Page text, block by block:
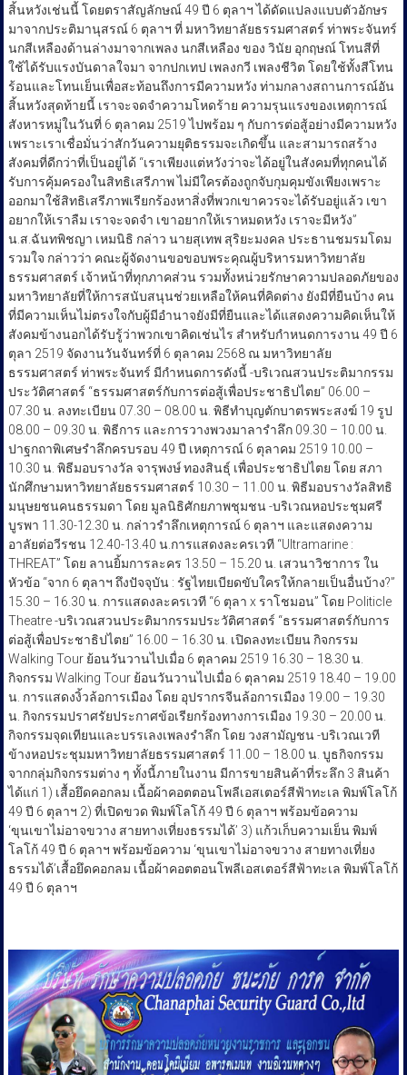
สิ้นหวังเช่นนี้ โดยตราสัญลักษณ์ 49 ปี 6 ตุลาฯ ได้ดัดแปลงแบบตัวอักษร
มาจากประติมานุสรณ์ 6 ตุลาฯ ที่ มหาวิทยาลัยธรรมศาสตร์ ท่าพระจันทร์
นกสีเหลืองด้านล่างมาจากเพลง นกสีเหลือง ของ วินัย อุกฤษณ์ โทนสีที่
ใช้ได้รับแรงบันดาลใจมา จากปกเทป เพลงกวี เพลงชีวิต โดยใช้ทั้งสีโทน
ร้อนและโทนเย็นเพื่อสะท้อนถึงการมีความหวัง ท่ามกลางสถานการณ์อัน
สิ้นหวังสุดท้ายนี้ เราจะจดจำความโหดร้าย ความรุนแรงของเหตุการณ์
สังหารหมู่ในวันที่ 6 ตุลาคม 2519 ไปพร้อม ๆ กับการต่อสู้อย่างมีความหวัง
เพราะเราเชื่อมั่นว่าสักวันความยุติธรรมจะเกิดขึ้น และสามารถสร้าง
สังคมที่ดีกว่าที่เป็นอยู่ได้ “เราเพียงแต่หวังว่าจะได้อยู่ในสังคมที่ทุกคนได้
รับการคุ้มครองในสิทธิเสรีภาพ ไม่มีใครต้องถูกจับกุมคุมขังเพียงเพราะ
ออกมาใช้สิทธิเสรีภาพเรียกร้องหาสิ่งที่พวกเขาควรจะได้รับอยู่แล้ว เขา
อยากให้เราลืม เราจะจดจำ เขาอยากให้เราหมดหวัง เราจะมีหวัง”
น.ส.ฉันทพิชญา เหมนิธิ กล่าว นายสุเทพ สุริยะมงคล ประธานชมรมโดม
รวมใจ กล่าวว่า คณะผู้จัดงานขอขอบพระคุณผู้บริหารมหาวิทยาลัย
ธรรมศาสตร์ เจ้าหน้าที่ทุกภาคส่วน รวมทั้งหน่วยรักษาความปลอดภัยของ
มหาวิทยาลัยที่ให้การสนับสนุนช่วยเหลือให้คนที่คิดต่าง ยังมีที่ยืนบ้าง คน
ที่มีความเห็นไม่ตรงใจกับผู้มีอำนาจยังมีที่ยืนและได้แสดงความคิดเห็นให้
สังคมข้างนอกได้รับรู้ว่าพวกเขาคิดเช่นไร สำหรับกำหนดการงาน 49 ปี 6
ตุลา 2519 จัดงานวันจันทร์ที่ 6 ตุลาคม 2568 ณ มหาวิทยาลัย
ธรรมศาสตร์ ท่าพระจันทร์ มีกำหนดการดังนี้ -บริเวณสวนประติมากรรม
ประวัติศาสตร์ “ธรรมศาสตร์กับการต่อสู้เพื่อประชาธิปไตย” 06.00 –
07.30 น. ลงทะเบียน 07.30 – 08.00 น. พิธีทำบุญตักบาตรพระสงฆ์ 19 รูป
08.00 – 09.30 น. พิธีการ และการวางพวงมาลารำลึก 09.30 – 10.00 น.
ปาฐกถาพิเศษรำลึกครบรอบ 49 ปี เหตุการณ์ 6 ตุลาคม 2519 10.00 –
10.30 น. พิธีมอบรางวัล จารุพงษ์ ทองสินธุ์ เพื่อประชาธิปไตย โดย สภา
นักศึกษามหาวิทยาลัยธรรมศาสตร์ 10.30 – 11.00 น. พิธีมอบรางวัลสิทธิ
มนุษยชนคนธรรมดา โดย มูลนิธิศักยภาพชุมชน -บริเวณหอประชุมศรี
บูรพา 11.30-12.30 น. กล่าวรำลึกเหตุการณ์ 6 ตุลาฯ และแสดงความ
อาลัยต่อวีรชน 12.40-13.40 น.การแสดงละครเวที “Ultramarine :
THREAT” โดย ลานยิ้มการละคร 13.50 – 15.20 น. เสวนาวิชาการ ใน
หัวข้อ “จาก 6 ตุลาฯ ถึงปัจจุบัน : รัฐไทยเบียดขับใครให้กลายเป็นอื่นบ้าง?”
15.30 – 16.30 น. การแสดงละครเวที “6 ตุลา x ราโชมอน” โดย Politicle
Theatre -บริเวณสวนประติมากรรมประวัติศาสตร์ “ธรรมศาสตร์กับการ
ต่อสู้เพื่อประชาธิปไตย” 16.00 – 16.30 น. เปิดลงทะเบียน กิจกรรม
Walking Tour ย้อนวันวานไปเมื่อ 6 ตุลาคม 2519 16.30 – 18.30 น.
กิจกรรม Walking Tour ย้อนวันวานไปเมื่อ 6 ตุลาคม 2519 18.40 – 19.00
น. การแสดงงิ้วล้อการเมือง โดย อุปรากรจีนล้อการเมือง 19.00 – 19.30
น. กิจกรรมปราศรัยประกาศข้อเรียกร้องทางการเมือง 19.30 – 20.00 น.
กิจกรรมจุดเทียนและบรรเลงเพลงรำลึก โดย วงสามัญชน -บริเวณเวที
ข้างหอประชุมมหาวิทยาลัยธรรมศาสตร์ 11.00 – 18.00 น. บูธกิจกรรม
จากกลุ่มกิจกรรมต่าง ๆ ทั้งนี้ภายในงาน มีการขายสินค้าที่ระลึก 3 สินค้า
ได้แก่ 1) เสื้อยึดคอกลม เนื้อผ้าคอตตอนโพลีเอสเตอร์สีฟ้าทะเล พิมพ์โลโก้
49 ปี 6 ตุลาฯ 2) ที่เปิดขวด พิมพ์โลโก้ 49 ปี 6 ตุลาฯ พร้อมข้อความ
‘ขุนเขาไม่อาจขวาง สายทางเที่ยงธรรมได้’ 3) แก้วเก็บความเย็น พิมพ์
โลโก้ 49 ปี 6 ตุลาฯ พร้อมข้อความ ‘ขุนเขาไม่อาจขวาง สายทางเที่ยง
ธรรมได้’เสื้อยึดคอกลม เนื้อผ้าคอตตอนโพลีเอสเตอร์สีฟ้าทะเล พิมพ์โลโก้
49 ปี 6 ตุลาฯ